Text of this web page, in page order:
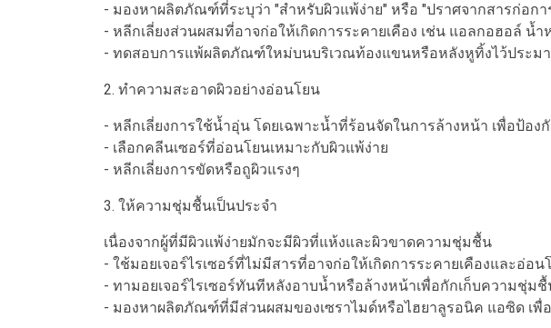
- มองหาผลิตภัณฑ์ที่ระบุว่า "สำหรับผิวแพ้ง่าย" หรือ "ปราศจากสารก่อกา
- หลีกเลี่ยงส่วนผสมที่อาจก่อให้เกิดการระคายเคือง เช่น แอลกอฮอล์ น้ำ
- ทดสอบการแพ้ผลิตภัณฑ์ใหม่บนบริเวณท้องแขนหรือหลังหูทิ้งไว้ประม
2. ทำความสะอาดผิวอย่างอ่อนโยน
- หลีกเลี่ยงการใช้น้ำอุ่น โดยเฉพาะน้ำที่ร้อนจัดในการล้างหน้า เพื่อป้อง
- เลือกคลีนเซอร์ที่อ่อนโยนเหมาะกับผิวแพ้ง่าย
- หลีกเลี่ยงการขัดหรือถูผิวแรงๆ
3. ให้ความชุ่มชื้นเป็นประจำ
เนื่องจากผู้ที่มีผิวแพ้ง่ายมักจะมีผิวที่แห้งและผิวขาดความชุ่มชื้น
- ใช้มอยเจอร์ไรเซอร์ที่ไม่มีสารที่อาจก่อให้เกิดการระคายเคืองและอ่อน
- ทามอยเจอร์ไรเซอร์ทันทีหลังอาบน้ำหรือล้างหน้าเพื่อกักเก็บความชุ่ม
- มองหาผลิตภัณฑ์ที่มีส่วนผสมของเซราไมด์หรือไฮยาลูรอนิค แอซิด เ